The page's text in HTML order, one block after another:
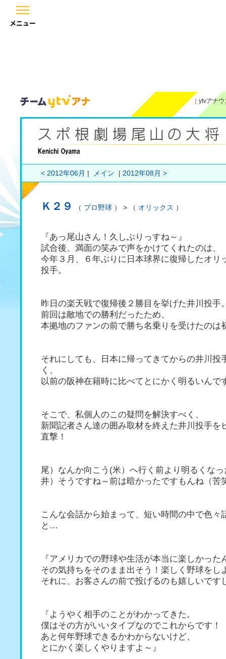
メニュー
ytvアナ
< 2012年06月 メイン 2012年08月 >
Ｋ２９ （ プロ野球 ） > （ オリックス ）
『あっ尾山さん！久しぶりっすね～』
試合後、満面の笑みで声をかけてくれたのは、
今年３月、６年ぶりに日本球界に復帰したオリ
投手。
昨日の楽天戦で復帰後２勝目を挙げた井川投手
前回は敵地での勝利だったため、
本拠地のファンの前で勝ち名乗りを受けたのは
それにしても、日本に帰ってきてからの井川投
く、
以前の阪神在籍時に比べてとにかく明るいんで
そこで、私個人のこの疑問を解決すべく、
新聞記者さん達の囲み取材を終えた井川投手を
直撃！
尾）なんか向こう(米）へ行く前より明るくな
井）そうですね～前は暗かったですもんね（苦
こんな会話から始まって、短い時間の中で色々
と…
『アメリカでの野球や生活が本当に楽しかった
その気持ちをそのまま出そう！楽しく野球を
それに、お客さんの前で投げるのも嬉しいです
『ようやく相手のことがわかってきた。
僕はその方がいいタイプなのでこれからです！
あと何年野球できるかわからないけど、
とにかく楽しくやりますよ～』